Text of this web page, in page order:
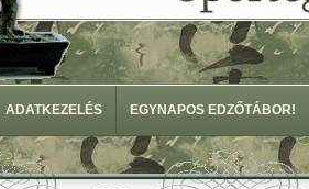
ADATKEZELÉS EGYNAPOS EDZŐTÁBOR!